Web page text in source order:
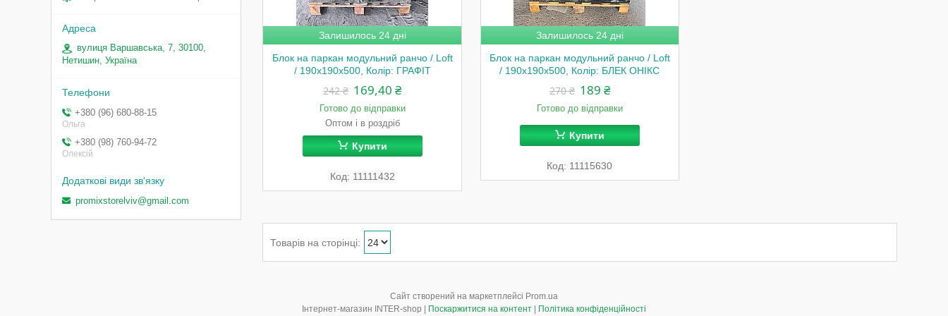
Залишилось 24 дні
Блок на паркан модульний ранчо / Loft
/ 190x190x500, Колір: ГРАФІТ
242 ₴ 169,40 ₴
Готово до відправки
Оптом і в роздріб
Купити
11111432
Залишилось 24 дні
Блок на паркан модульний ранчо / Loft
/ 190x190x500, Колір: БЛЕК ОНІКС
270 ₴ 189 ₴
Готово до відправки
Купити
11115630
вулиця Варшавська, 7, 30100,
Нетишин, Україна
+380 (96) 680-88-15
Ольга
+380 (98) 760-94-72
Олексій
promixstorelviv@gmail.com
Сайт створений на маркетплейсі Prom.ua
Поскаржитися на контент Політика конфіденційності